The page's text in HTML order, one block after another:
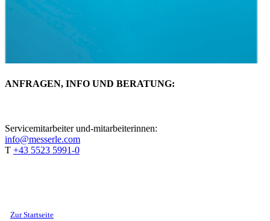
ANFRAGEN, INFO UND BERATUNG:
Servicemitarbeiter und-mitarbeiterinnen:
info@messerle.com
T +43 5523 5991-0
Zur Startseite